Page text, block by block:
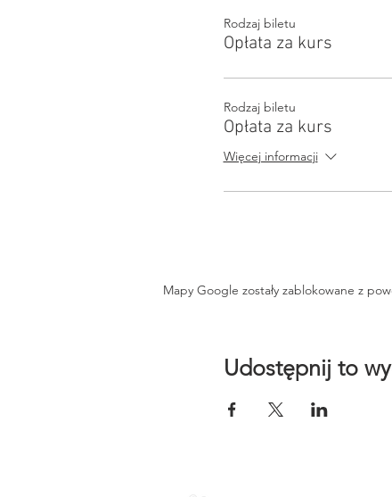
Rodzaj biletu
Opłata za kurs
Rodzaj biletu
Opłata za kurs
Więcej informacji
Mapy Google zostały zablokowane z
Udostępnij to